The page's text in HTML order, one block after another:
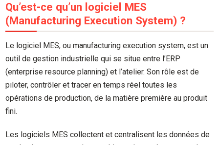
Qu’est-ce qu’un logiciel MES
(Manufacturing Execution System) ?
Le logiciel MES, ou manufacturing execution system, est un
outil de gestion industrielle qui se situe entre l’ERP
(enterprise resource planning) et l’atelier. Son rôle est de
piloter, contrôler et tracer en temps réel toutes les
opérations de production, de la matière première au produit
fini.
Les logiciels MES collectent et centralisent les données de